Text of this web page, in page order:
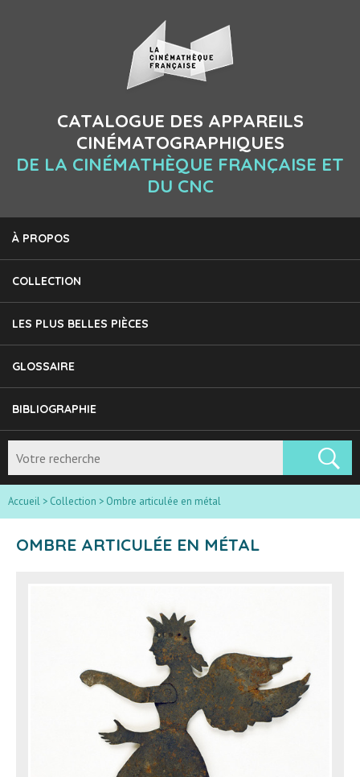
CATALOGUE DES APPAREILS
CINÉMATOGRAPHIQUES
DE LA CINÉMATHÈQUE FRANÇAISE ET
DU CNC
À PROPOS
COLLECTION
LES PLUS BELLES PIÈCES
GLOSSAIRE
BIBLIOGRAPHIE
Accueil > Collection > Ombre articulée en métal
OMBRE ARTICULÉE EN MÉTAL